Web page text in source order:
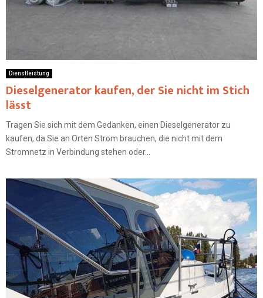
Dienstleistung
Dieselgenerator kaufen, der Sie nicht im Stich
lässt
Tragen Sie sich mit dem Gedanken, einen Dieselgenerator zu
kaufen, da Sie an Orten Strom brauchen, die nicht mit dem
Stromnetz in Verbindung stehen oder...